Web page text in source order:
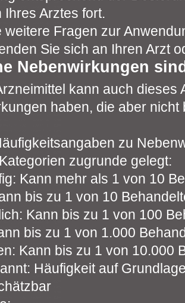
Ihres Arztes fort.
weitere Fragen zur
Sie sich an Ihren Arzt
Nebenwirkungen
kann auch dieses
haben, die aber nicht
zu
zugrunde gelegt:
Kann mehr als 1 von 10
bis zu 1 von 10
Kann bis zu 1 von 100
bis zu 1 von 1.000
Kann bis zu 1 von 10.000
Häufigkeit auf